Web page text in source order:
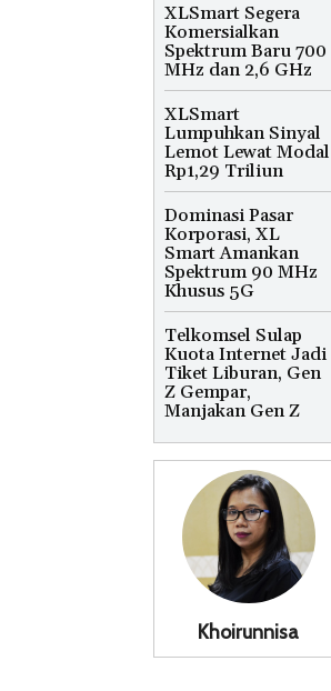
XLSmart Segera
Komersialkan
Spektrum Baru 700
MHz dan 2,6 GHz
XLSmart
Lumpuhkan Sinyal
Lemot Lewat Modal
Rp1,29 Triliun
Dominasi Pasar
Korporasi, XL
Smart Amankan
Spektrum 90 MHz
Khusus 5G
Telkomsel Sulap
Kuota Internet Jadi
Tiket Liburan, Gen
Z Gempar,
Manjakan Gen Z
Khoirunnisa